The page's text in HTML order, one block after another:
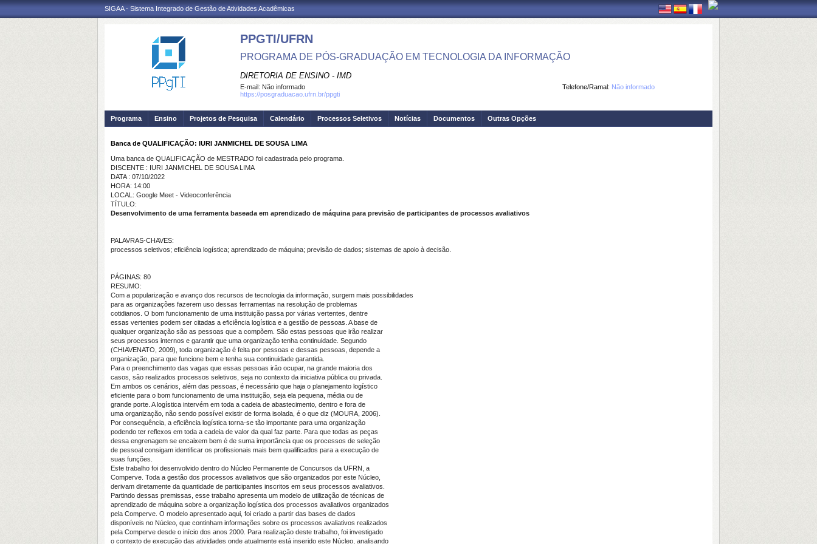
SIGAA - Sistema Integrado de Gestão de Atividades Acadêmicas
PPGTI/UFRN
PROGRAMA DE PÓS-GRADUAÇÃO EM TECNOLOGIA DA INFORMAÇÃO
DIRETORIA DE ENSINO - IMD
Telefone/Ramal: Não informado
E-mail: Não informado
https://posgraduacao.ufrn.br/ppgti
Programa Ensino Projetos de Pesquisa Calendário Processos Seletivos Notícias Documentos Outras Opções
Banca de QUALIFICAÇÃO: IURI JANMICHEL DE SOUSA LIMA
Uma banca de QUALIFICAÇÃO de MESTRADO foi cadastrada pelo programa.
DISCENTE : IURI JANMICHEL DE SOUSA LIMA
DATA : 07/10/2022
HORA: 14:00
LOCAL: Google Meet - Videoconferência
TÍTULO:
Desenvolvimento de uma ferramenta baseada em aprendizado de máquina para previsão de participantes de processos avaliativos
PALAVRAS-CHAVES:
processos seletivos; eficiência logística; aprendizado de máquina; previsão de dados; sistemas de apoio à decisão.
PÁGINAS: 80
RESUMO:
Com a popularização e avanço dos recursos de tecnologia da informação, surgem mais possibilidades
para as organizações fazerem uso dessas ferramentas na resolução de problemas
cotidianos. O bom funcionamento de uma instituição passa por várias vertentes, dentre
essas vertentes podem ser citadas a eficiência logística e a gestão de pessoas. A base de
qualquer organização são as pessoas que a compõem. São estas pessoas que irão realizar
seus processos internos e garantir que uma organização tenha continuidade. Segundo
(CHIAVENATO, 2009), toda organização é feita por pessoas e dessas pessoas, depende a
organização, para que funcione bem e tenha sua continuidade garantida.
Para o preenchimento das vagas que essas pessoas irão ocupar, na grande maioria dos
casos, são realizados processos seletivos, seja no contexto da iniciativa pública ou privada.
Em ambos os cenários, além das pessoas, é necessário que haja o planejamento logístico
eficiente para o bom funcionamento de uma instituição, seja ela pequena, média ou de
grande porte. A logística intervém em toda a cadeia de abastecimento, dentro e fora de
uma organização, não sendo possível existir de forma isolada, é o que diz (MOURA, 2006).
Por consequência, a eficiência logística torna-se tão importante para uma organização
podendo ter reflexos em toda a cadeia de valor da qual faz parte. Para que todas as peças
dessa engrenagem se encaixem bem é de suma importância que os processos de seleção
de pessoal consigam identificar os profissionais mais bem qualificados para a execução de
suas funções.
Este trabalho foi desenvolvido dentro do Núcleo Permanente de Concursos da UFRN, a
Comperve. Toda a gestão dos processos avaliativos que são organizados por este Núcleo,
derivam diretamente da quantidade de participantes inscritos em seus processos avaliativos.
Partindo dessas premissas, esse trabalho apresenta um modelo de utilização de técnicas de
aprendizado de máquina sobre a organização logística dos processos avaliativos organizados
pela Comperve. O modelo apresentado aqui, foi criado a partir das bases de dados
disponíveis no Núcleo, que continham informações sobre os processos avaliativos realizados
pela Comperve desde o início dos anos 2000. Para realização deste trabalho, foi investigado
o contexto de execução das atividades onde atualmente está inserido este Núcleo, analisando